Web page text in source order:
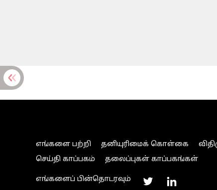
எங்களை பற்றி தனியுரிமைக் கொள்கை
செய்தி காப்பகம்
தலைப்புகள் காப்பகங்கள்
எங்களைப் பின்தொடரவும்